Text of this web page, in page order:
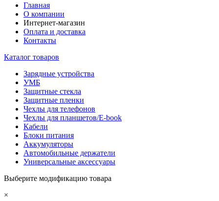
Главная
О компании
Интернет-магазин
Оплата и доставка
Контакты
Каталог товаров
Зарядные устройства
УМБ
Защитные стекла
Защитные пленки
Чехлы для телефонов
Чехлы для планшетов/E-book
Кабели
Блоки питания
Аккумуляторы
Автомобильные держатели
Универсальные аксессуары
Выберите модификацию товара
×